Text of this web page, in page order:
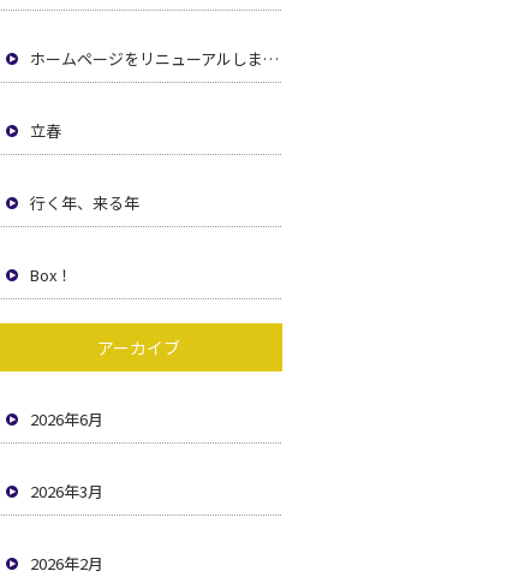
ホームページをリニューアルしました！
立春
行く年、来る年
Box！
アーカイブ
2026年6月
2026年3月
2026年2月